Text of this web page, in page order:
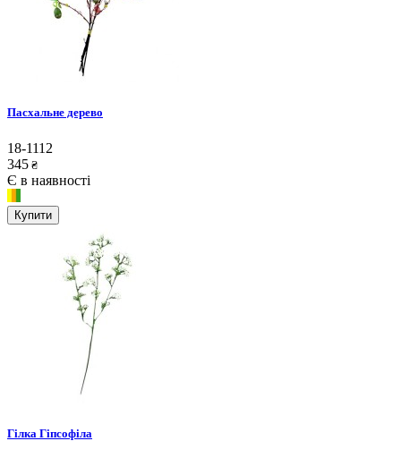
Пасхальне дерево
18-1112
345 ₴
Є в наявності
Купити
Гілка Гіпсофіла